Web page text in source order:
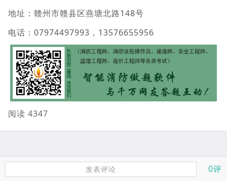
地址：赣州市赣县区燕塘北路148号
电话：07974497993，13576655956
阅读 4347
发表评论 0评